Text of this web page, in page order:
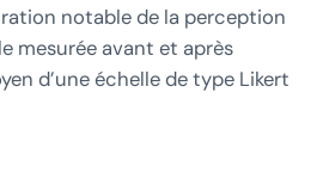
notable de la perception
mesurée avant et après
d’une échelle de type Likert